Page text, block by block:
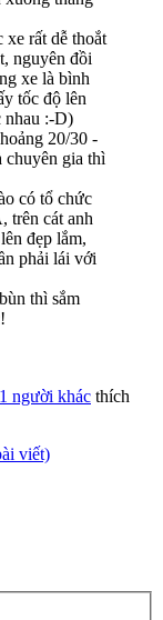
xe rất dễ thoắt
nguyên đồi
xe là bình
tốc độ lên
nhau :-D)
20/30 -
chuyên gia thì
có tổ chức
trên cát anh
đẹp lắm,
phải lái với
thì sắm
1 người khác thích
viết)